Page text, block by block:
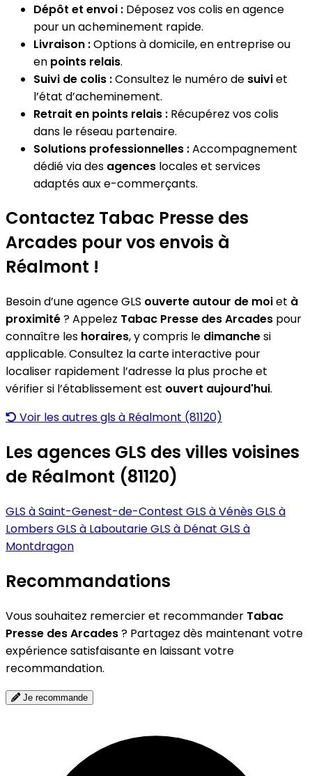
Dépôt et envoi : Déposez vos colis en agence
pour un acheminement rapide.
Livraison :Options à domicile, en entreprise ou
en points relais.
Suivi de colis :Consultez le numéro de suiviet
l’état d’acheminement.
Retrait en points relais : Récupérez vos colis
dans le réseau partenaire.
Solutions professionnelles :Accompagnement
dédié via des agences locales et services
adaptés aux e-commerçants.
Contactez Tabac Presse des
Arcades pour vos envois à
Réalmont !
Besoin d’une agence GLS ouverte autour de moiet à
proximité? Appelez Tabac Presse des Arcades pour
connaître les horaires, y compris le dimanchesi
applicable. Consultez la carte interactive pour
localiser rapidement l’adresse la plus proche et
vérifier si l’établissement est ouvert aujourd'hui.
Voir les autres gls à Réalmont (81120)
Les agences GLS des villes voisines
de Réalmont (81120)
GLS à Saint-Genest-de-Contest GLS à VénèsGLS à
LombersGLS à LaboutarieGLS à Dénat GLS à
Montdragon
Recommandations
Vous souhaitez remercier et recommander Tabac
Presse des Arcades? Partagez dès maintenant votre
expérience satisfaisante en laissant votre
recommandation.
Je recommande